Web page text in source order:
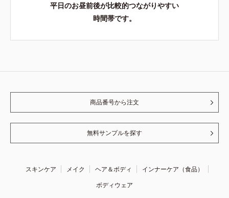
平日のお昼前後が比較的つながりやすい
時間帯です。
商品番号から注文
無料サンプルを探す
スキンケア メイク ヘア＆ボディ
インナーケア（食品）
ボディウェア